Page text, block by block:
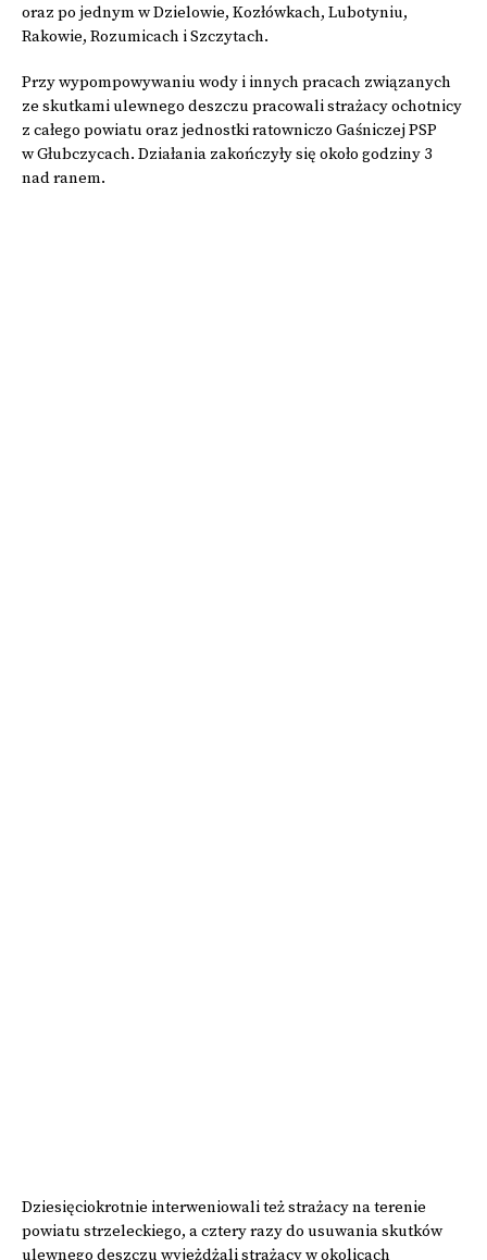
oraz po jednym w Dzielowie, Kozłówkach, Lubotyniu,
Rakowie, Rozumicach i Szczytach.
Przy wypompowywaniu wody i innych pracach związanych
ze skutkami ulewnego deszczu pracowali strażacy ochotnicy
z całego powiatu oraz jednostki ratowniczo Gaśniczej PSP
w Głubczycach. Działania zakończyły się około godziny 3
nad ranem.
Dziesięciokrotnie interweniowali też strażacy na terenie
powiatu strzeleckiego, a cztery razy do usuwania skutków
ulewnego deszczu wyjeżdżali strażacy w okolicach